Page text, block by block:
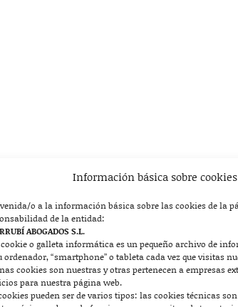
Información básica sobre cookies
o a la información básica sobre las cookies de la
de la entidad:
ABOGADOS S.L.
o galleta informática es un pequeño archivo de
ordenador, “smartphone” o tableta cada vez que visitas
cookies son nuestras y otras pertenecen a empresas
para nuestra página web.
pueden ser de varios tipos: las cookies técnicas
